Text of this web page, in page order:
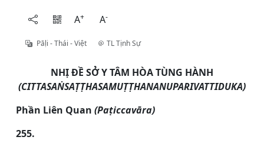
A+ A-
Pāḷi - Thái - Việt TL Tịnh Sự
NHỊ ĐỀ SỞ Y TÂM HÒA TÙNG HÀNH
(CITTASAṄSAṬṬHASAMUṬṬHANANUPARIVATTIDUKA)
Phần Liên Quan (Paṭiccavāra)
255.